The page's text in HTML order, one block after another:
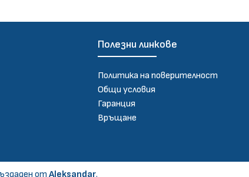
Полезни линкове
Политика на поверителност
Общи условия
Гаранция
Връщане
от Aleksandar.